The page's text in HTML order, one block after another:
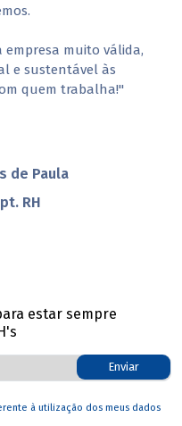
empresa muito válida,
e sustentável às
quem trabalha!"
de Paula
RH
estar sempre
Enviar
à utilização dos meus dados